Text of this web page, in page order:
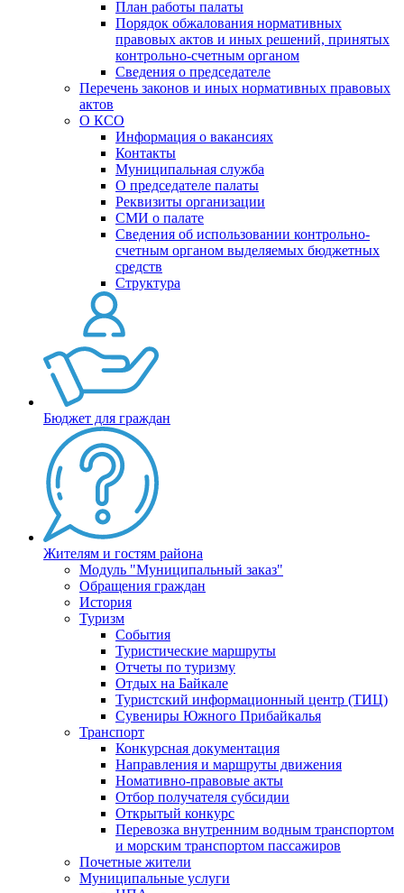
План работы палаты
Порядок обжалования нормативных
правовых актов и иных решений, принятых
контрольно-счетным органом
Сведения о председателе
Перечень законов и иных нормативных правовых
актов
О КСО
Информация о вакансиях
Контакты
Муниципальная служба
О председателе палаты
Реквизиты организации
СМИ о палате
Сведения об использовании контрольно-
счетным органом выделяемых бюджетных
средств
Структура
Бюджет для граждан
Жителям и гостям района
Модуль "Муниципальный заказ"
Обращения граждан
История
Туризм
События
Туристические маршруты
Отчеты по туризму
Отдых на Байкале
Туристский информационный центр (ТИЦ)
Сувениры Южного Прибайкалья
Транспорт
Конкурсная документация
Направления и маршруты движения
Номативно-правовые акты
Отбор получателя субсидии
Открытый конкурс
Перевозка внутренним водным транспортом
и морским транспортом пассажиров
Почетные жители
Муниципальные услуги